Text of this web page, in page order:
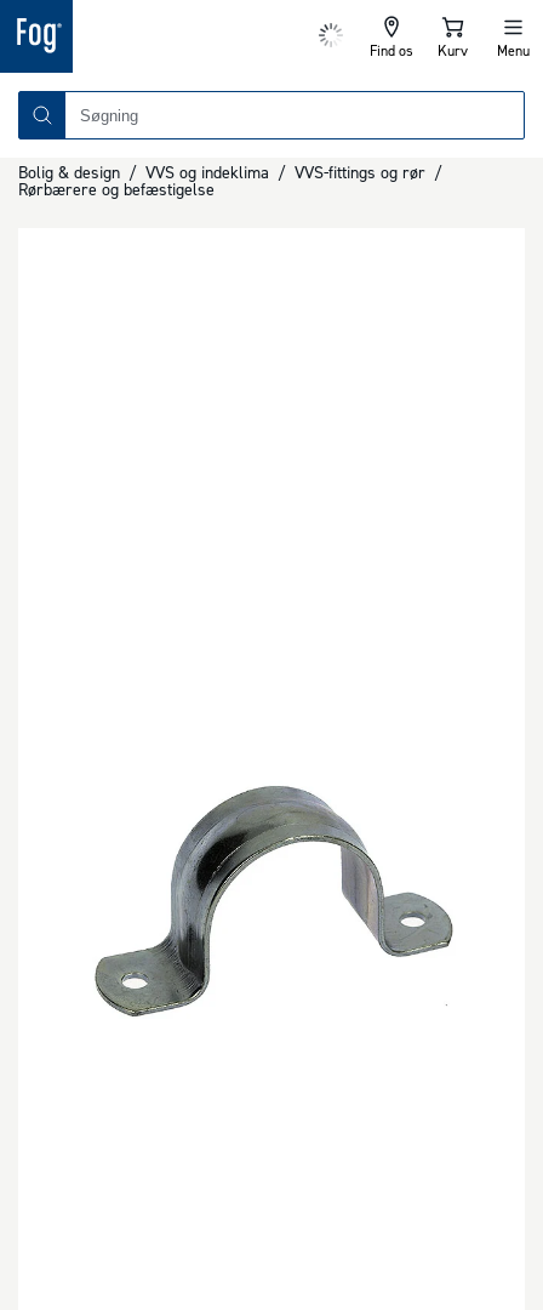
Find os Kurv Menu
Bolig & design / VVS og indeklima / VVS-fittings og rør /
Rørbærere og befæstigelse